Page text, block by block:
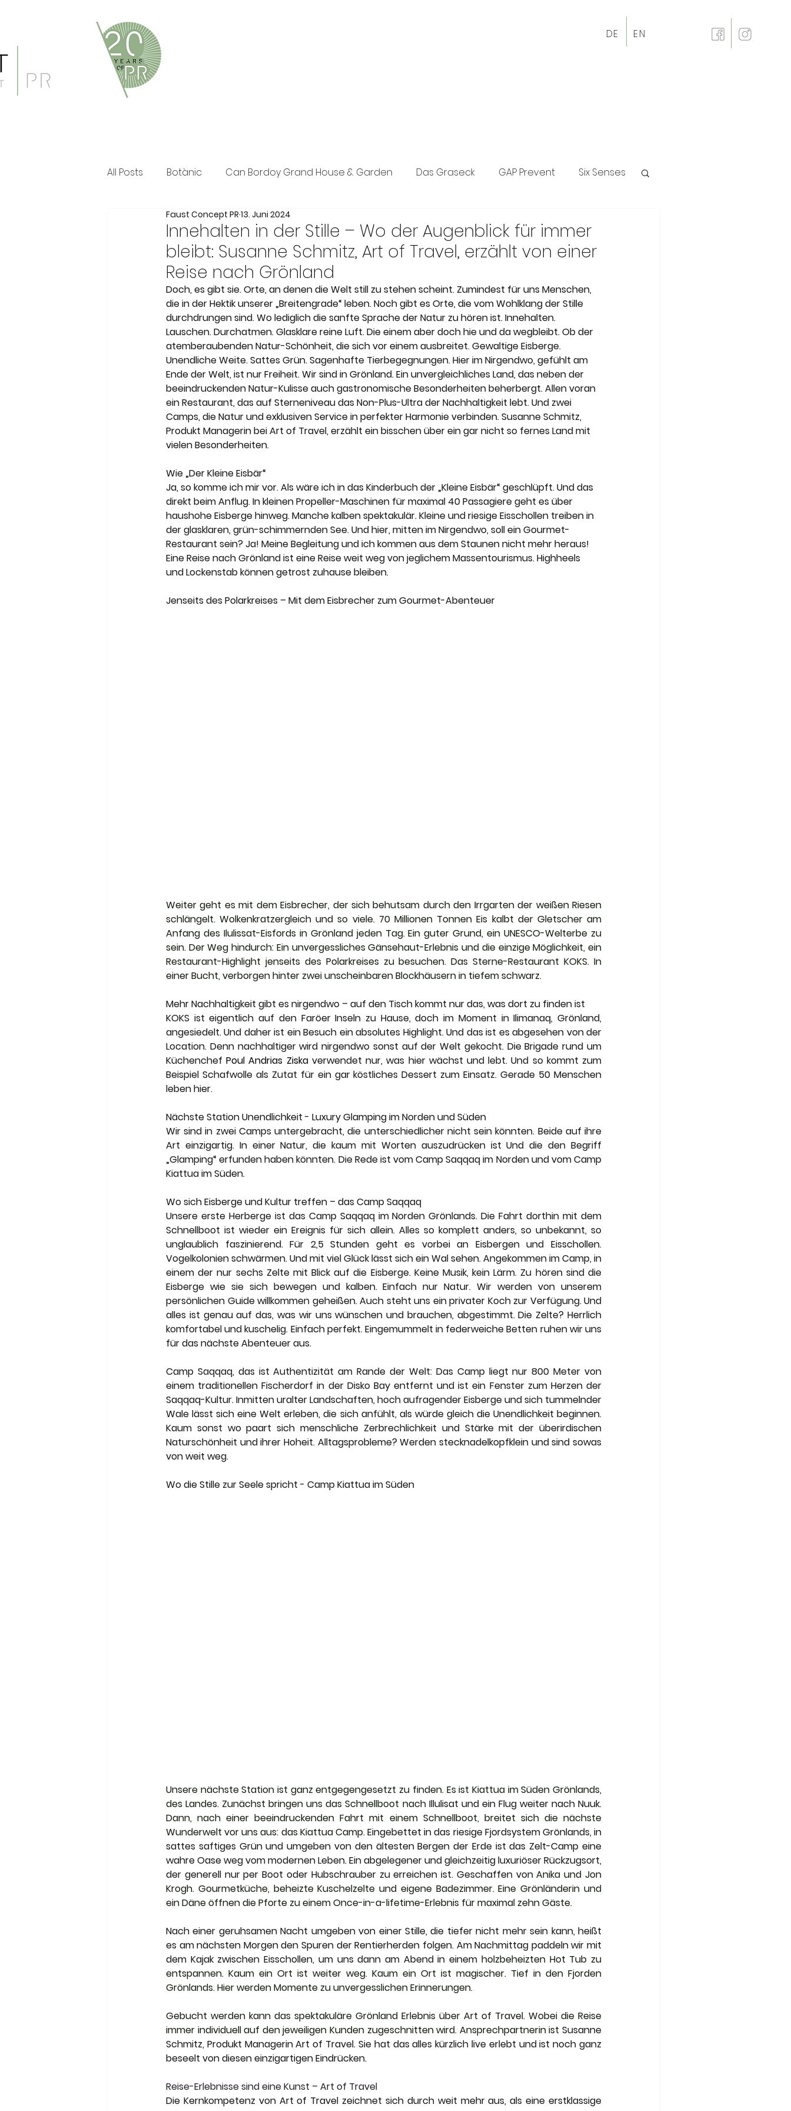
und persönliche Beratung in den Bereichen Tourismus, Hotel, Wellness und Lifestyle.
Klassische PR im Print Bereich, Events sowie Social Media.
DE EN
All Posts Botànic Can Bordoy Grand House & Garden Das Graseck GAP Prevent Six Senses
The Ozen Collection Faust Concept PR
Meneghetti Wine Hotel & Winery Karriere
Son Moli Country House Vestige Collection The Thinking Traveller
Innehalten in der Stille – Wo der Augenblick für immer
bleibt: Susanne Schmitz, Art of Travel, erzählt von einer
Reise nach Grönland
Faust Concept PR 13. Juni 2024
Doch, es gibt sie. Orte, an denen die Welt still zu stehen scheint. Zumindest für uns Menschen,
die in der Hektik unserer „Breitengrade“ leben. Noch gibt es Orte, die vom Wohlklang der Stille
durchdrungen sind. Wo lediglich die sanfte Sprache der Natur zu hören ist. Innehalten.
Lauschen. Durchatmen. Glasklare reine Luft. Die einem aber doch hie und da wegbleibt. Ob der
atemberaubenden Natur-Schönheit, die sich vor einem ausbreitet. Gewaltige Eisberge.
Unendliche Weite. Sattes Grün. Sagenhafte Tierbegegnungen. Hier im Nirgendwo, gefühlt am
Ende der Welt, ist nur Freiheit. Wir sind in Grönland. Ein unvergleichliches Land, das neben der
beeindruckenden Natur-Kulisse auch gastronomische Besonderheiten beherbergt. Allen voran
ein Restaurant, das auf Sterneniveau das Non-Plus-Ultra der Nachhaltigkeit lebt. Und zwei
Camps, die Natur und exklusiven Service in perfekter Harmonie verbinden. Susanne Schmitz,
Produkt Managerin bei Art of Travel, erzählt ein bisschen über ein gar nicht so fernes Land mit
vielen Besonderheiten.
Wie „Der Kleine Eisbär“
Ja, so komme ich mir vor. Als wäre ich in das Kinderbuch der „Kleine Eisbär“ geschlüpft. Und das
direkt beim Anflug. In kleinen Propeller-Maschinen für maximal 40 Passagiere geht es über
haushohe Eisberge hinweg. Manche kalben spektakulär. Kleine und riesige Eisschollen treiben in
der glasklaren, grün-schimmernden See. Und hier, mitten im Nirgendwo, soll ein Gourmet-
Restaurant sein? Ja! Meine Begleitung und ich kommen aus dem Staunen nicht mehr heraus!
Eine Reise nach Grönland ist eine Reise weit weg von jeglichem Massentourismus. Highheels
und Lockenstab können getrost zuhause bleiben.
Jenseits des Polarkreises – Mit dem Eisbrecher zum Gourmet-Abenteuer
Weiter geht es mit dem Eisbrecher, der sich behutsam durch den Irrgarten der weißen Riesen
schlängelt. Wolkenkratzergleich und so viele. 70 Millionen Tonnen Eis kalbt der Gletscher am
Anfang des Ilulissat-Eisfords in Grönland jeden Tag. Ein guter Grund, ein UNESCO-Welterbe zu
sein. Der Weg hindurch: Ein unvergessliches Gänsehaut-Erlebnis und die einzige Möglichkeit, ein
Restaurant-Highlight jenseits des Polarkreises zu besuchen. Das Sterne-Restaurant KOKS. In
einer Bucht, verborgen hinter zwei unscheinbaren Blockhäusern in tiefem schwarz.
Mehr Nachhaltigkeit gibt es nirgendwo – auf den Tisch kommt nur das, was dort zu finden ist
KOKS ist eigentlich auf den Faröer Inseln zu Hause, doch im Moment in Ilimanaq, Grönland,
angesiedelt. Und daher ist ein Besuch ein absolutes Highlight. Und das ist es abgesehen von der
Location. Denn nachhaltiger wird nirgendwo sonst auf der Welt gekocht. Die Brigade rund um
Küchenchef Poul Andrias Ziska verwendet nur, was hier wächst und lebt. Und so kommt zum
Beispiel Schafwolle als Zutat für ein gar köstliches Dessert zum Einsatz. Gerade 50 Menschen
leben hier.
Nächste Station Unendlichkeit - Luxury Glamping im Norden und Süden
Wir sind in zwei Camps untergebracht, die unterschiedlicher nicht sein könnten. Beide auf ihre
Art einzigartig. In einer Natur, die kaum mit Worten auszudrücken ist Und die den Begriff
„Glamping“ erfunden haben könnten. Die Rede ist vom Camp Saqqaq im Norden und vom Camp
Kiattua im Süden.
Wo sich Eisberge und Kultur treffen – das Camp Saqqaq
Unsere erste Herberge ist das Camp Saqqaq im Norden Grönlands. Die Fahrt dorthin mit dem
Schnellboot ist wieder ein Ereignis für sich allein. Alles so komplett anders, so unbekannt, so
unglaublich faszinierend. Für 2,5 Stunden geht es vorbei an Eisbergen und Eisschollen.
Vogelkolonien schwärmen. Und mit viel Glück lässt sich ein Wal sehen. Angekommen im Camp, in
einem der nur sechs Zelte mit Blick auf die Eisberge. Keine Musik, kein Lärm. Zu hören sind die
Eisberge wie sie sich bewegen und kalben. Einfach nur Natur. Wir werden von unserem
persönlichen Guide willkommen geheißen. Auch steht uns ein privater Koch zur Verfügung. Und
alles ist genau auf das, was wir uns wünschen und brauchen, abgestimmt. Die Zelte? Herrlich
komfortabel und kuschelig. Einfach perfekt. Eingemummelt in federweiche Betten ruhen wir uns
für das nächste Abenteuer aus.
Camp Saqqaq, das ist Authentizität am Rande der Welt: Das Camp liegt nur 800 Meter von
einem traditionellen Fischerdorf in der Disko Bay entfernt und ist ein Fenster zum Herzen der
Saqqaq-Kultur. Inmitten uralter Landschaften, hoch aufragender Eisberge und sich tummelnder
Wale lässt sich eine Welt erleben, die sich anfühlt, als würde gleich die Unendlichkeit beginnen.
Kaum sonst wo paart sich menschliche Zerbrechlichkeit und Stärke mit der überirdischen
Naturschönheit und ihrer Hoheit. Alltagsprobleme? Werden stecknadelkopfklein und sind sowas
von weit weg.
Wo die Stille zur Seele spricht - Camp Kiattua im Süden
Unsere nächste Station ist ganz entgegengesetzt zu finden. Es ist Kiattua im Süden Grönlands,
des Landes. Zunächst bringen uns das Schnellboot nach
Dann, nach einer beeindruckenden Fahrt mit einem Schnellboot, breitet sich die nächste
Wunderwelt vor uns aus: das Kiattua Camp. Eingebettet in das riesige Fjordsystem Grönlands, in
sattes saftiges Grün und umgeben von den ältesten Bergen der Erde ist das Zelt-Camp eine
wahre Oase weg vom modernen Leben. Ein abgelegener und gleichzeitig luxuriöser Rückzugsort,
der generell nur per Boot oder Hubschrauber zu erreichen ist. Geschaffen von Anika und Jon
Krogh. Gourmetküche, beheizte Kuschelzelte und eigene Badezimmer. Eine Grönländerin und
ein Däne öffnen die Pforte zu einem Once-in-a-lifetime-Erlebnis für maximal zehn Gäste.
Nach einer geruhsamen Nacht umgeben von einer Stille, die tiefer nicht mehr sein kann, heißt
es am nächsten Morgen den Spuren der Rentierherden folgen. Am Nachmittag paddeln wir mit
dem Kajak zwischen Eisschollen, um uns dann am Abend in einem holzbeheizten Hot Tub zu
entspannen. Kaum ein Ort ist weiter weg. Kaum ein Ort ist magischer. Tief in den Fjorden
Grönlands. Hier werden Momente zu unvergesslichen Erinnerungen.
Gebucht werden kann das spektakuläre Grönland Erlebnis über Art of Travel. Wobei die Reise
immer individuell auf den jeweiligen Kunden zugeschnitten wird. Ansprechpartnerin ist Susanne
Schmitz, Produkt Managerin Art of Travel. Sie hat das alles kürzlich live erlebt und ist noch ganz
beseelt von diesen einzigartigen Eindrücken.
Reise-Erlebnisse sind eine Kunst – Art of Travel
Die Kernkompetenz von Art of Travel zeichnet sich durch weit mehr aus, als eine erstklassige